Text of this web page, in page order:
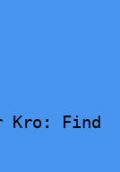
Kro: Find